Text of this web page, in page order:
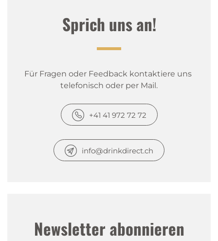
Sprich uns an!
Für Fragen oder Feedback kontaktiere uns
telefonisch oder per Mail.
+41 41 972 72 72
info@drinkdirect.ch
Newsletter abonnieren